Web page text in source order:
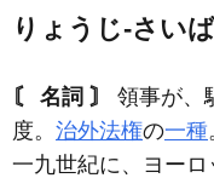
りょうじ‐さい
〘 名詞 〙 領事が、
度。 治外法権の一種
一九世紀に、ヨー